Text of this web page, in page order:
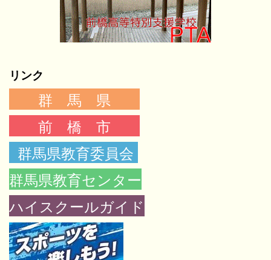
リンク
群 馬 県
前 橋 市
群馬県教育委員会
群馬県教育センター
ハイスクールガイド